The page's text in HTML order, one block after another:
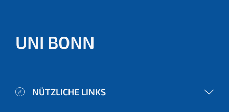
UNI BONN
NÜTZLICHE LINKS